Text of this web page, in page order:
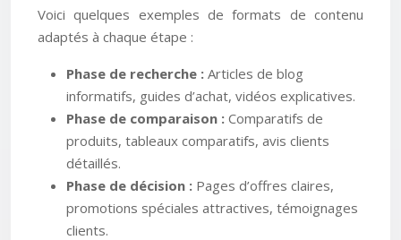
Voici quelques exemples de formats de contenu
adaptés à chaque étape :
Phase de recherche : Articles de blog
informatifs, guides d’achat, vidéos explicatives.
Phase de comparaison : Comparatifs de
produits, tableaux comparatifs, avis clients
détaillés.
Phase de décision : Pages d’offres claires,
promotions spéciales attractives, témoignages
clients.